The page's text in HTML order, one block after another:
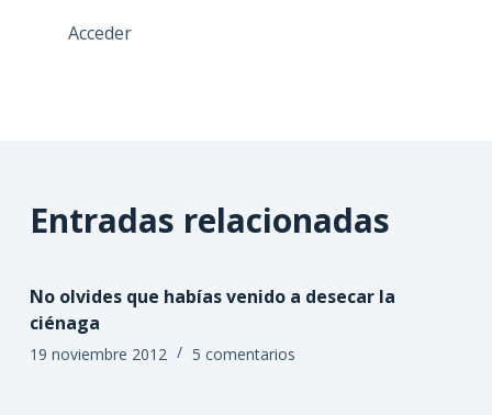
Acceder
Entradas relacionadas
No olvides que habías venido a desecar la
ciénaga
19 noviembre 2012 5 comentarios